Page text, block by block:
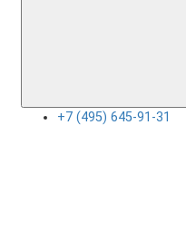
+7 (495) 645-91-31